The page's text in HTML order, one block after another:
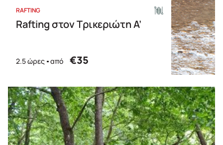
RAFTING
Rafting στον Τρικεριώτη Α’
2.5 ώρες από €35